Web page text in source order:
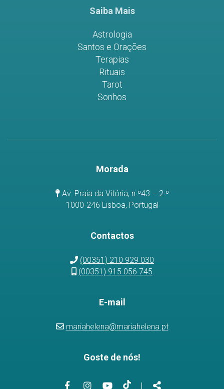
Saiba Mais
Astrologia
Santos e Orações
Terapias
Rituais
Tarot
Sonhos
Morada
Av. Praia da Vitória, n.º43 – 2.º
1000-246 Lisboa, Portugal
Contactos
(00351) 210 929 030
(00351) 915 056 745
E-mail
mariahelena@mariahelena.pt
Goste de nós!
Link Link Link Link
|